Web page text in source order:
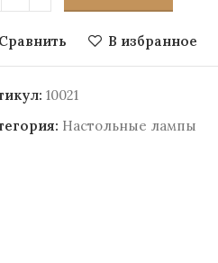
Сравнить В избранное
10021
Настольные лампы